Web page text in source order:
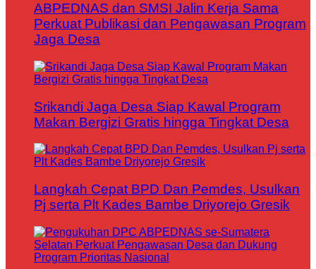
ABPEDNAS dan SMSI Jalin Kerja Sama
Perkuat Publikasi dan Pengawasan Program
Jaga Desa
Srikandi Jaga Desa Siap Kawal Program
Makan Bergizi Gratis hingga Tingkat Desa
Langkah Cepat BPD Dan Pemdes, Usulkan
Pj serta Plt Kades Bambe Driyorejo Gresik